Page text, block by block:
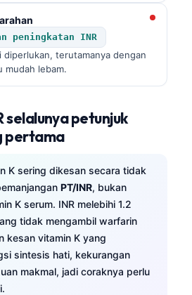
peningkatan INR
diperlukan, terutamanya dengan
mudah lebam.
selalunya petunjuk
pertama
K sering dikesan secara tidak
PT/INR, bukan
K serum. INR melebihi 1.2
tidak mengambil warfarin
kesan vitamin K yang
sintesis hati, kekurangan
makmal, jadi coraknya perlu